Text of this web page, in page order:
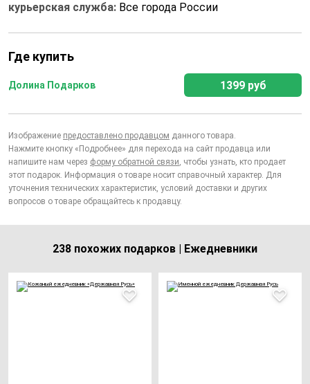
курьерская служба: Все города России
Где купить
Долина Подарков 1399 руб
Изображение предоставлено продавцом данного товара.
Нажмите кнопку «Подробнее» для перехода на сайт продавца или
напишите нам через форму обратной связи, чтобы узнать, кто продает
этот подарок. Информация о товаре носит справочный характер. Для
уточнения технических характеристик, условий доставки и других
вопросов о товаре обращайтесь к продавцу.
238 похожих подарков | Ежедневники